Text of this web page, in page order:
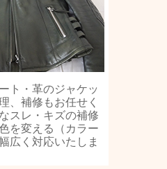
ト・革のジャケッ
、補修もお任せく
スレ・キズの補修
を変える（カラー
広く対応いたしま